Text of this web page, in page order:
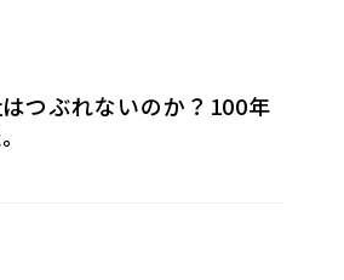
つぶれないのか？100年